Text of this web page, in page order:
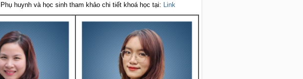
huynh và học sinh tham khảo chi tiết khoá học tại: Link